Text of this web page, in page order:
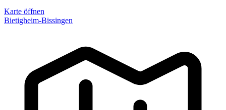
Karte öffnen
Bietigheim-Bissingen